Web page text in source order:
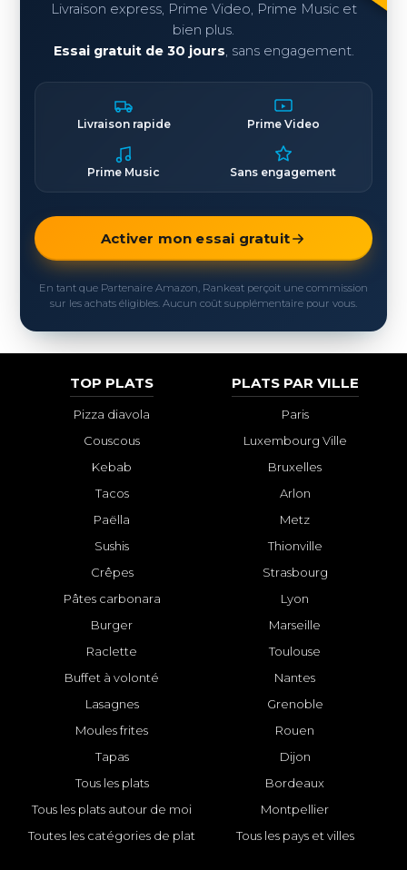
Livraison express, Prime Video, Prime Music et
bien plus.
Essai gratuit de 30 jours, sans engagement.
Livraison rapide Prime Video
Prime Music Sans engagement
Activer mon essai gratuit
En tant que Partenaire Amazon, Rankeat perçoit une commission
sur les achats éligibles. Aucun coût supplémentaire pour vous.
TOP PLATS
Pizza diavola
Couscous
Kebab
Tacos
Paëlla
Sushis
Crêpes
Pâtes carbonara
Burger
Raclette
Buffet à volonté
Lasagnes
Moules frites
Tapas
Tous les plats
Tous les plats autour de moi
Toutes les catégories de plat
PLATS PAR VILLE
Paris
Luxembourg Ville
Bruxelles
Arlon
Metz
Thionville
Strasbourg
Lyon
Marseille
Toulouse
Nantes
Grenoble
Rouen
Dijon
Bordeaux
Montpellier
Tous les pays et villes